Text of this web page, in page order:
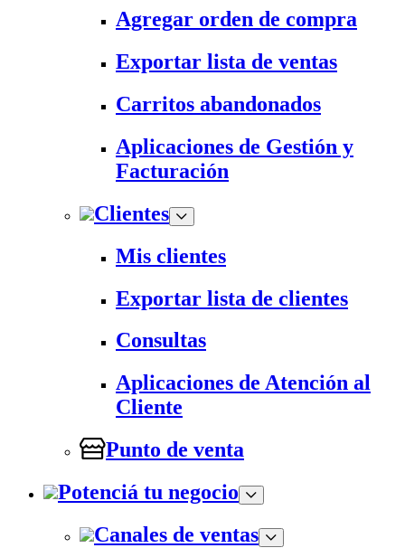
Agregar orden de compra
Exportar lista de ventas
Carritos abandonados
Aplicaciones de Gestión y
Facturación
Clientes
Mis clientes
Exportar lista de clientes
Consultas
Aplicaciones de Atención al
Cliente
Punto de venta
Potenciá tu negocio
Canales de ventas